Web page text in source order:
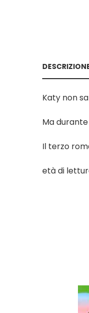
Katy non
Ma
Il terzo
età di